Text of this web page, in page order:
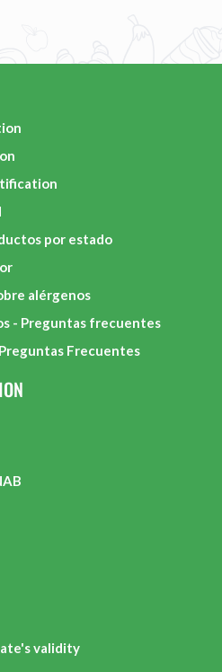
por estado
alérgenos
- Preguntas frecuentes
Frecuentes
validity